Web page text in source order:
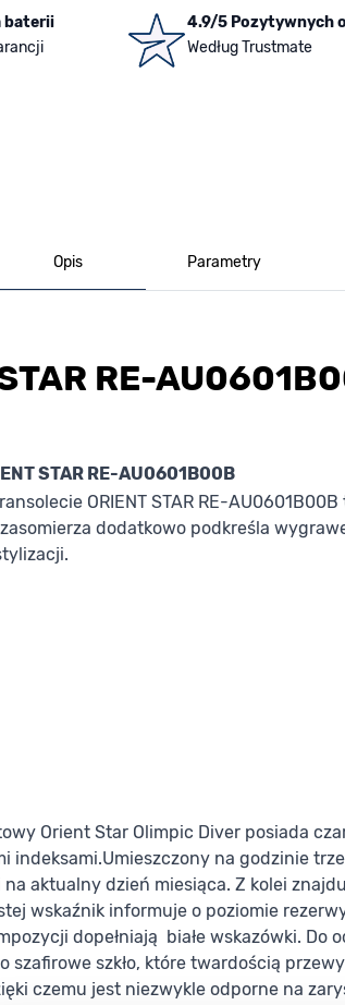
baterii
4.9/5 Pozytywnych
Według Trustmate
Opis Parametry
RE-
STAR RE-AU0601B00B
ORIENT STAR RE-
dodatkowo podkreśla
Orient Star Olimpic Diver posiada
indeksami.Umieszczony na godzinie
aktualny dzień miesiąca. Z kolei
wskaźnik informuje o poziomie
dopełniają białe wskazówki. Do
szafirowe szkło, które twardością
czemu jest niezwykle odporne na